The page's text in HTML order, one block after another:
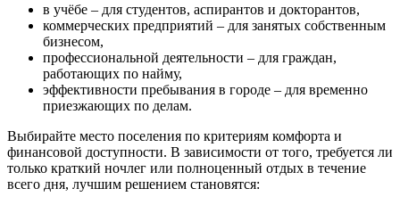
в учёбе – для студентов, аспирантов и докторантов,
коммерческих предприятий – для занятых собственным
бизнесом,
профессиональной деятельности – для граждан,
работающих по найму,
эффективности пребывания в городе – для временно
приезжающих по делам.
Выбирайте место поселения по критериям комфорта и
финансовой доступности. В зависимости от того, требуется ли
только краткий ночлег или полноценный отдых в течение
всего дня, лучшим решением становятся: